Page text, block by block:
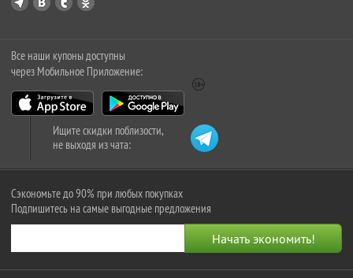
Все наши купоны доступны
через Мобильное Приложение:
Ищите скидки поблизости,
не выходя из чата:
Сэкономьте до 90% при любых покупках
Подпишитесь на самые выгодные предложения